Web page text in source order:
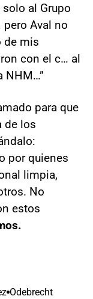
al Grupo
Aval no
de mis
con el c… al
NHM…”
para que
de los
por quienes
limpia,
No
estos
Odebrecht